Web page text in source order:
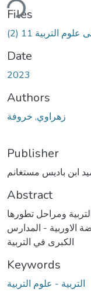
Files
Date
2023
Authors
زهراوي, خروفة
Publisher
ابن باديس مستغانم
Abstract
ومراحل تطورها
الاوربية - المدارس
الكبرى في التربية
Keywords
التربية - علوم التربية